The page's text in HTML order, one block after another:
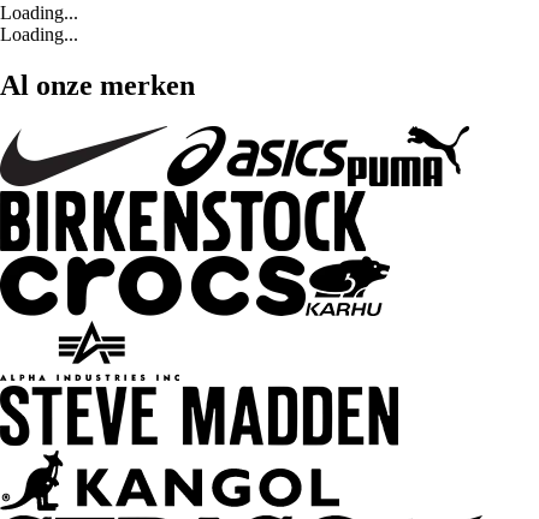
Loading...
Loading...
Al onze merken